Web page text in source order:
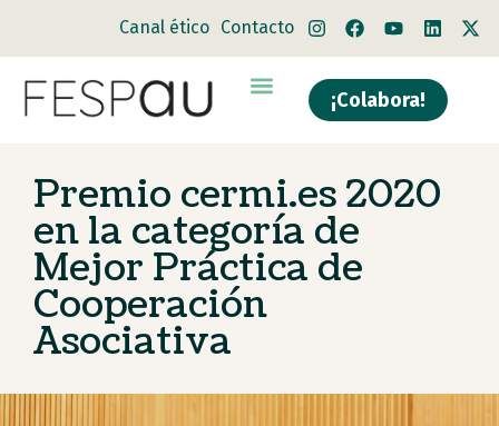
Canal ético Contacto
¡Colabora!
Premio cermi.es 2020
en la categoría de
Mejor Práctica de
Cooperación
Asociativa